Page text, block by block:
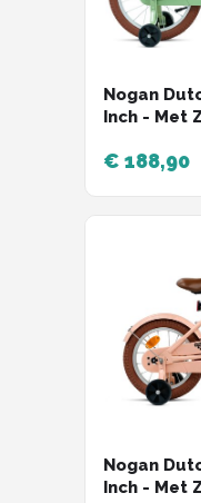
Nogan
Inch - Met
€ 188,90
Nogan
Inch - Met